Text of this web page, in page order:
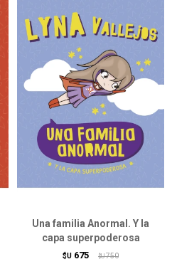
Una familia Anormal. Y la
capa superpoderosa
$U 675 $U 750